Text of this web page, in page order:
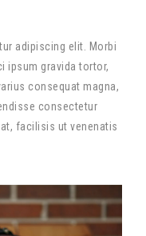
adipiscing elit. Morbi
ipsum gravida tortor,
consequat magna,
consectetur
facilisis ut venenatis